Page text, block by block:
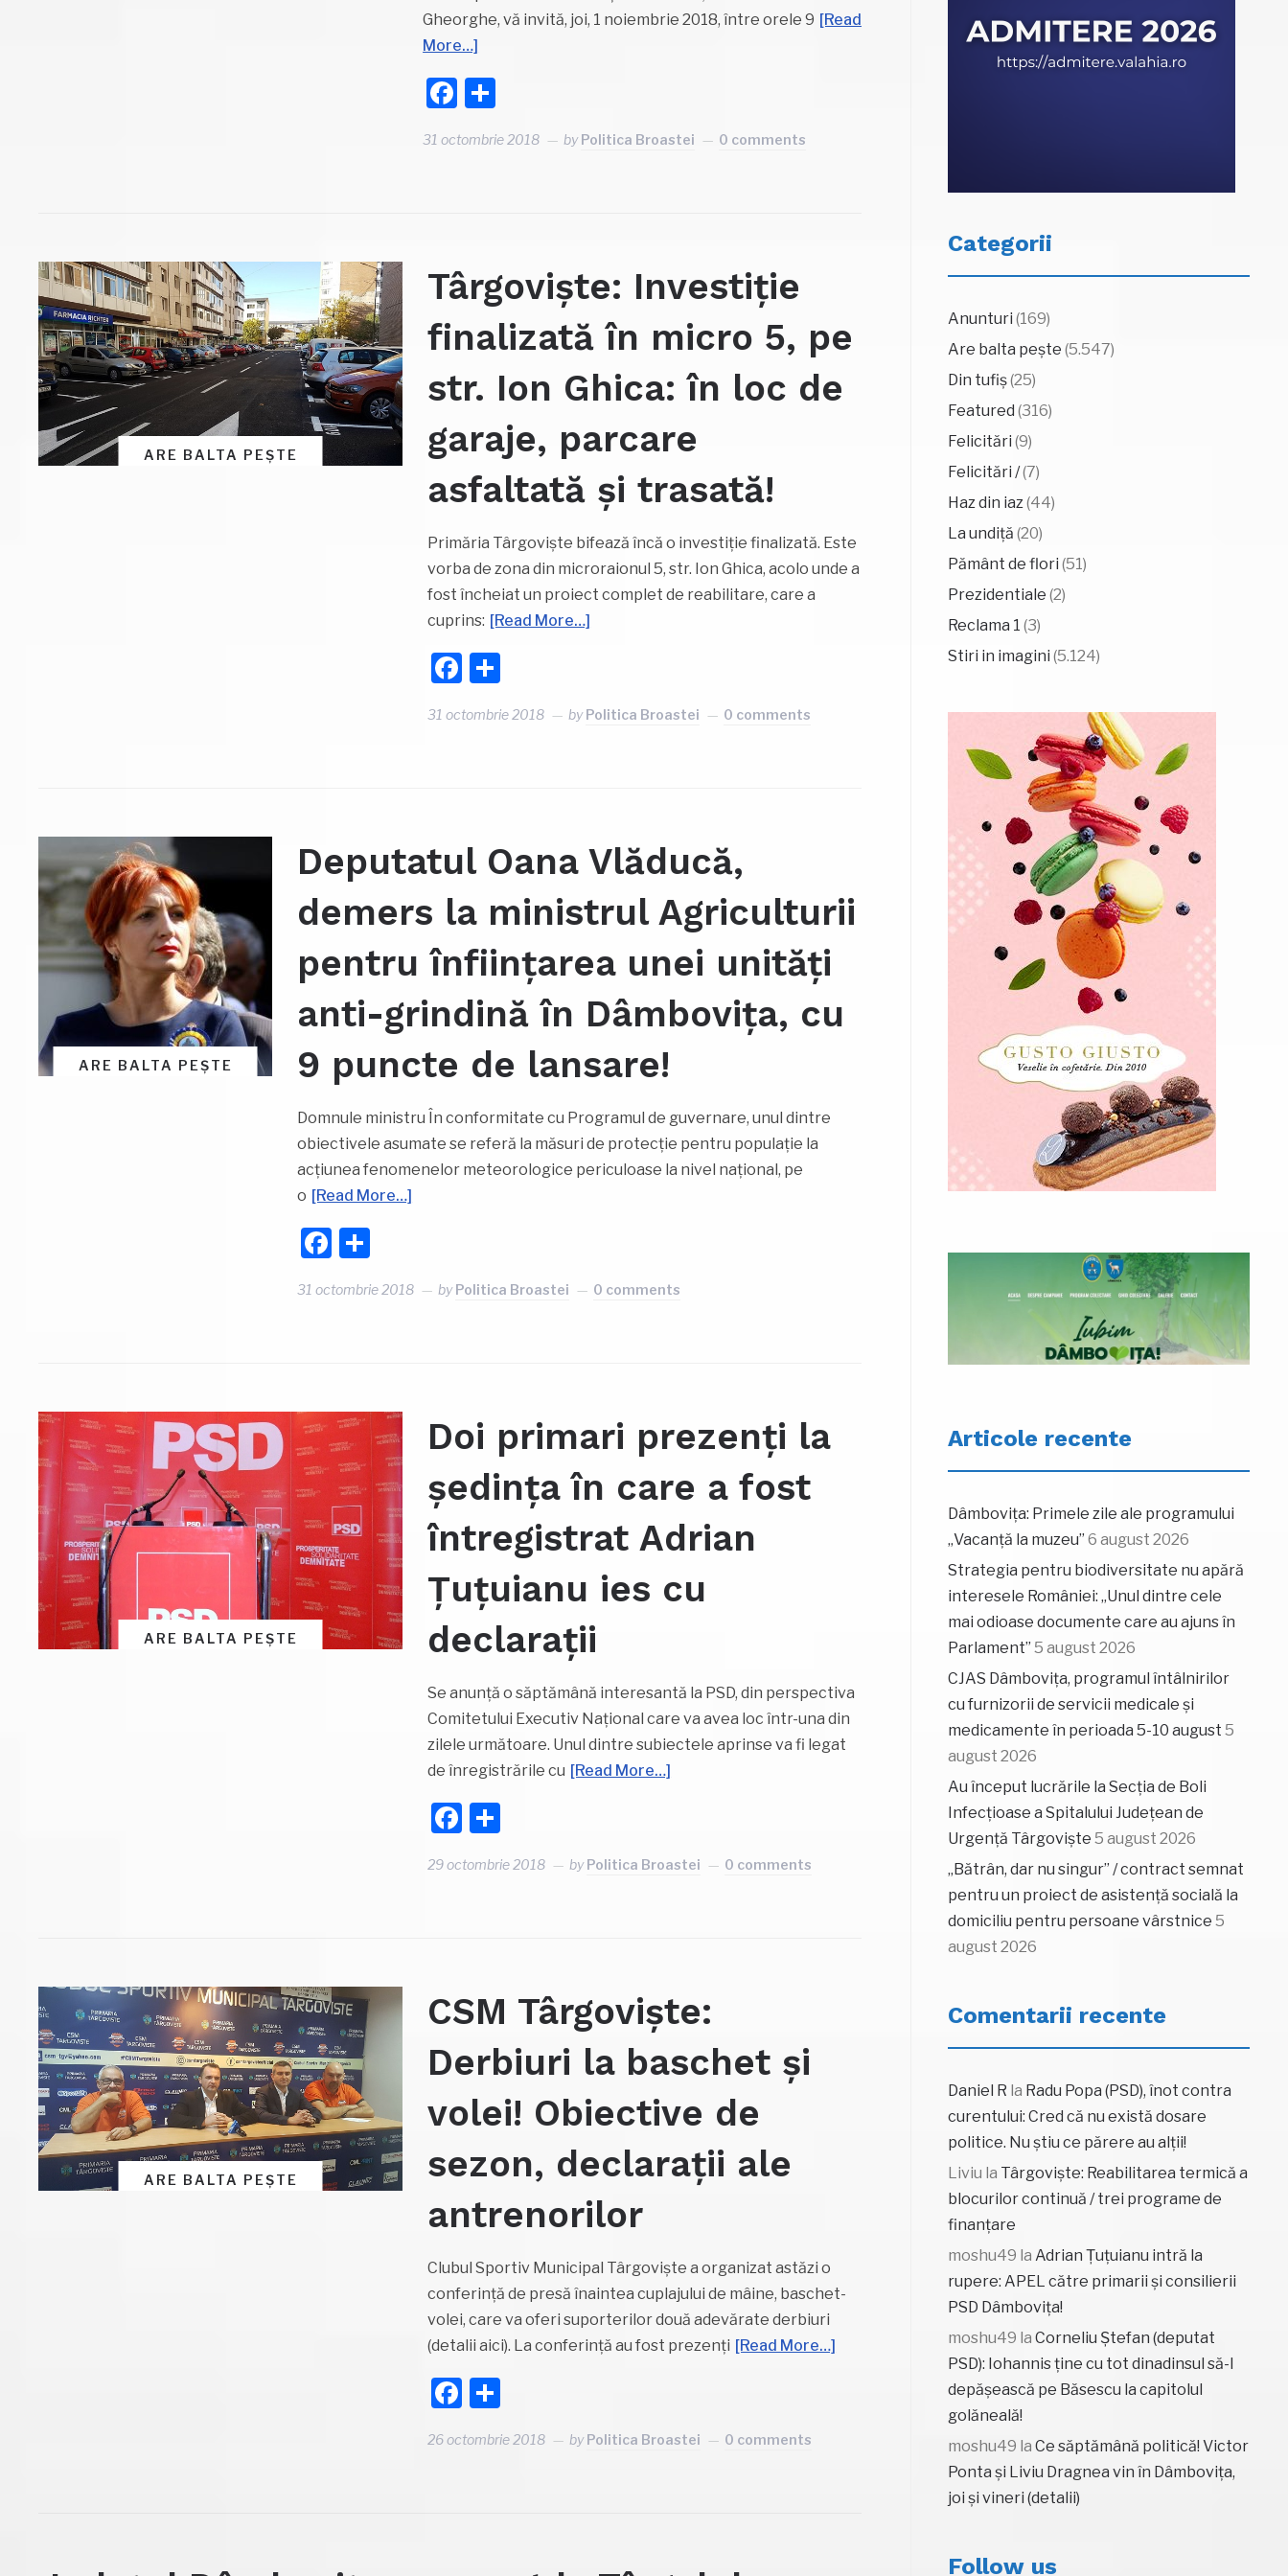
Gheorghe, vă invită, joi, 1 noiembrie 2018, între orele 9 [Read
More…]
Facebook
31 octombrie 2018 byPolitica Broastei 0 comments
ARE BALTA PEȘTE
Târgoviște: Investiție
finalizată în micro 5, pe
str. Ion Ghica: în loc de
garaje, parcare
asfaltată și trasată!
Primăria Târgoviște bifează încă o investiție finalizată. Este
vorba de zona din microraionul 5, str. Ion Ghica, acolo unde a
fost încheiat un proiect complet de reabilitare, care a
cuprins: [Read More…]
Facebook
31 octombrie 2018 byPolitica Broastei 0 comments
ARE BALTA PEȘTE
Deputatul Oana Vlăducă,
demers la ministrul Agriculturii
pentru înființarea unei unități
anti-grindină în Dâmbovița, cu
9 puncte de lansare!
Domnule ministru În conformitate cu Programul de guvernare, unul dintre
obiectivele asumate se referă la măsuri de protecție pentru populație la
acțiunea fenomenelor meteorologice periculoase la nivel național, pe
o [Read More…]
Facebook
31 octombrie 2018 byPolitica Broastei 0 comments
ARE BALTA PEȘTE
Doi primari prezenți la
ședința în care a fost
întregistrat Adrian
Țuțuianu ies cu
declarații
Se anunță o săptămână interesantă la PSD, din perspectiva
Comitetului Executiv Național care va avea loc într-una din
zilele următoare. Unul dintre subiectele aprinse va fi legat
de înregistrările cu [Read More…]
Facebook
29 octombrie 2018 byPolitica Broastei 0 comments
ARE BALTA PEȘTE
CSM Târgoviște:
Derbiuri la baschet și
volei! Obiective de
sezon, declarații ale
antrenorilor
Clubul Sportiv Municipal Târgoviște a organizat astăzi o
conferință de presă înaintea cuplajului de mâine, baschet-
volei, care va oferi suporterilor două adevărate derbiuri
(detalii aici). La conferință au fost prezenți [Read More…]
Facebook
26 octombrie 2018 byPolitica Broastei 0 comments
Categorii
Anunturi (169)
Are balta pește (5.547)
Din tufiș(25)
Featured (316)
Felicitări (9)
Felicitări /(7)
Haz din iaz(44)
La undiță (20)
Pământ de flori (51)
Prezidentiale (2)
Reclama 1 (3)
Stiri in imagini (5.124)
Articole recente
Dâmbovița: Primele zile ale programului
„Vacanță la muzeu” 6 august 2026
Strategia pentru biodiversitate nu apără
interesele României: „Unul dintre cele
mai odioase documente care au ajuns în
Parlament” 5 august 2026
CJAS Dâmbovița, programul întâlnirilor
cu furnizorii de servicii medicale și
medicamente în perioada 5-10 august 5
august 2026
Au început lucrările la Secția de Boli
Infecțioase a Spitalului Județean de
Urgență Târgoviște 5 august 2026
„Bătrân, dar nu singur” / contract semnat
pentru un proiect de asistență socială la
domiciliu pentru persoane vârstnice 5
august 2026
Comentarii recente
Daniel R la Radu Popa (PSD), înot contra
curentului: Cred că nu există dosare
politice. Nu știu ce părere au alții!
Liviu la Târgoviște: Reabilitarea termică a
blocurilor continuă / trei programe de
finanțare
moshu49 la Adrian Țuțuianu intră la
rupere: APEL către primarii și consilierii
PSD Dâmbovița!
moshu49 la Corneliu Ștefan (deputat
PSD): Iohannis ține cu tot dinadinsul să-l
depășească pe Băsescu la capitolul
golăneală!
moshu49 la Ce săptămână politică! Victor
Ponta și Liviu Dragnea vin în Dâmbovița,
joi și vineri (detalii)
Follow us